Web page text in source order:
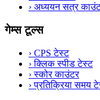
› अध्ययन सत्र
गेम्स टूल्स
› CPS टेस्ट
›क्लिक स्पीड टेस्ट
›स्कोर काउंटर
›प्रतिक्रिया समय